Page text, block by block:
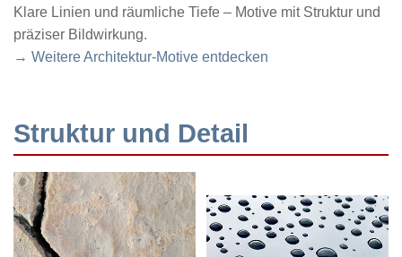
Klare Linien und räumliche Tiefe – Motive mit Struktur und
präziser Bildwirkung.
→ Weitere Architektur-Motive entdecken
Struktur und Detail